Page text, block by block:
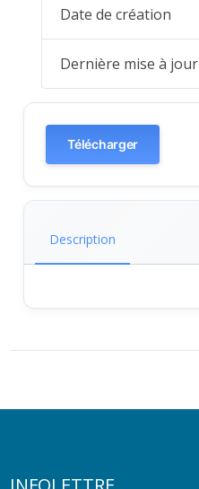
Date de création
Dernière mise à jour
Télécharger
Description